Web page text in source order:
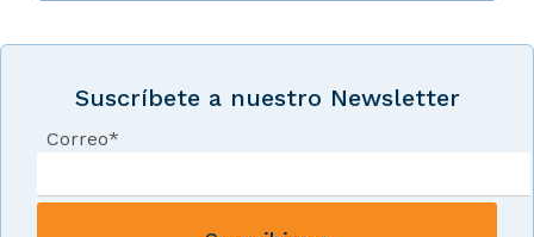
Suscríbete a nuestro Newsletter
Correo*